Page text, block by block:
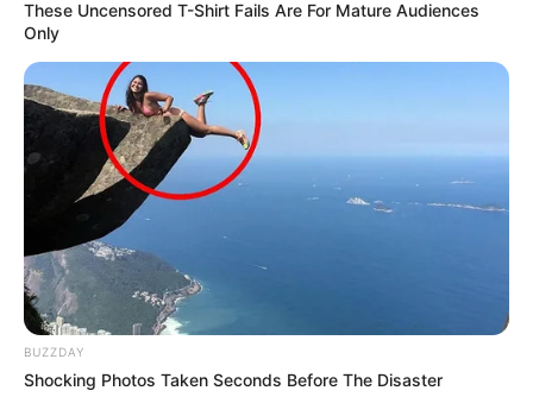
These Uncensored T-Shirt Fails Are For Mature Audiences
Only
BUZZDAY
Shocking Photos Taken Seconds Before The Disaster